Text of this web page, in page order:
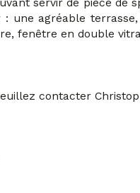
servir de pièce
: une agréable
fenêtre en double
contacter